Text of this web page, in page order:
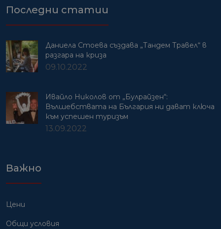
Последни статии
Даниела Стоева създава „Тандем Травел“ в
разгара на криза
09.10.2022
Ивайло Николов от „Булрайзен“:
Вълшебствата на България ни дават ключа
към успешен туризъм
13.09.2022
Важно
Цени
Общи условия